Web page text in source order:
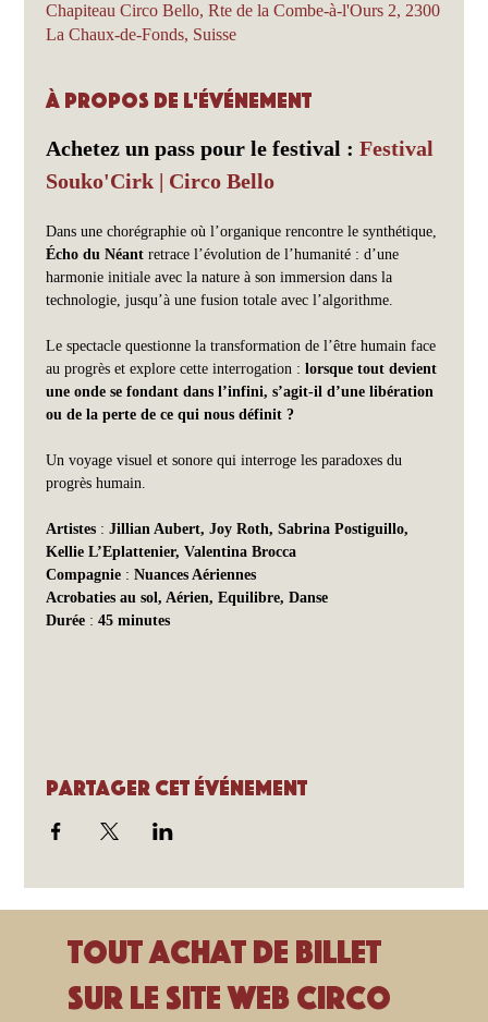
Chapiteau Circo Bello, Rte de la Combe-à-l'Ours 2, 2300
La Chaux-de-Fonds, Suisse
À propos de l'événement
Achetez un pass pour le festival : Festival
Souko'Cirk | Circo Bello
Dans une chorégraphie où l’organique rencontre le synthétique,
Écho du Néant retrace l’évolution de l’humanité : d’une
harmonie initiale avec la nature à son immersion dans la
technologie, jusqu’à une fusion totale avec l’algorithme.
Le spectacle questionne la transformation de l’être humain face
au progrès et explore cette interrogation : lorsque tout devient
une onde se fondant dans l’infini, s’agit-il d’une libération
ou de la perte de ce qui nous définit ?
Un voyage visuel et sonore qui interroge les paradoxes du
progrès humain.
Artistes : Jillian Aubert, Joy Roth, Sabrina Postiguillo,
Kellie L’Eplattenier, Valentina Brocca
Compagnie : Nuances Aériennes
Acrobaties au sol, Aérien, Equilibre, Danse
Durée : 45 minutes
Partager cet événement
Tout achat de billet
sur le site Web Circo